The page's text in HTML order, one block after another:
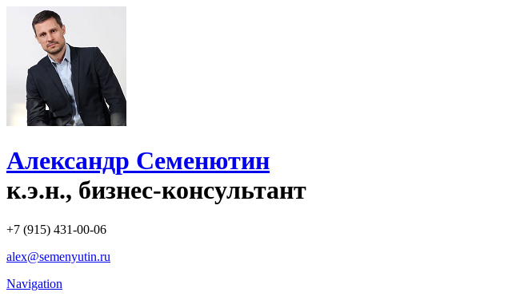
Александр Семенютин
к.э.н., бизнес-консультант
+7 (915) 431-00-06
alex@semenyutin.ru
Navigation